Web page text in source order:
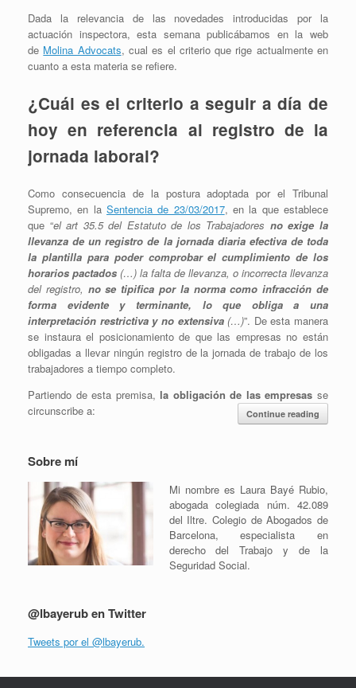
Dada la relevancia de las novedades introducidas por la
actuación inspectora, esta semana publicábamos en la web
de Molina Advocats, cual es el criterio que rige actualmente en
cuanto a esta materia se refiere.
¿Cuál es el criterio a seguir a día de
hoy en referencia al registro de la
jornada laboral?
Como consecuencia de la postura adoptada por el Tribunal
Supremo, en la Sentencia de 23/03/2017, en la que establece
que “el art 35.5 del Estatuto de los Trabajadores no exige la
llevanza de un registro de la jornada diaria efectiva de toda
la plantilla para poder comprobar el cumplimiento de los
horarios pactados (…) la falta de llevanza, o incorrecta llevanza
del registro, no se tipifica por la norma como infracción de
forma evidente y terminante, lo que obliga a una
interpretación restrictiva y no extensiva(…)”. De esta manera
se instaura el posicionamiento de que las empresas no están
obligadas a llevar ningún registro de la jornada de trabajo de los
trabajadores a tiempo completo.
Partiendo de esta premisa, la obligación de las empresas se
circunscribe a:
Continue reading
Sobre mí
Mi nombre es Laura Bayé Rubio,
abogada colegiada núm. 42.089
del Iltre. Colegio de Abogados de
Barcelona, especialista en
derecho del Trabajo y de la
Seguridad Social.
@lbayerub en Twitter
Tweets por el @lbayerub.